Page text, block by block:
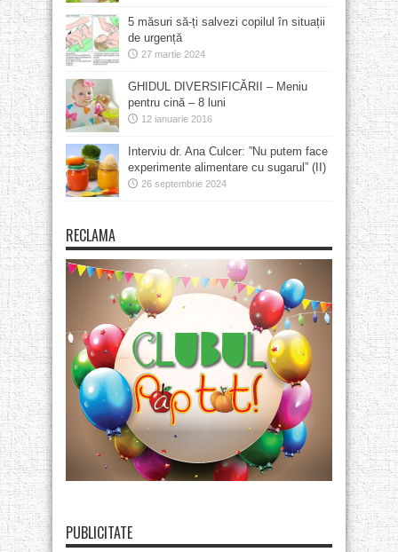
5 măsuri să-ți salvezi copilul în situații
de urgență
27 martie 2024
GHIDUL DIVERSIFICĂRII – Meniu
pentru cină – 8 luni
12 ianuarie 2016
Interviu dr. Ana Culcer: ”Nu putem face
experimente alimentare cu sugarul” (II)
26 septembrie 2024
RECLAMA
PUBLICITATE